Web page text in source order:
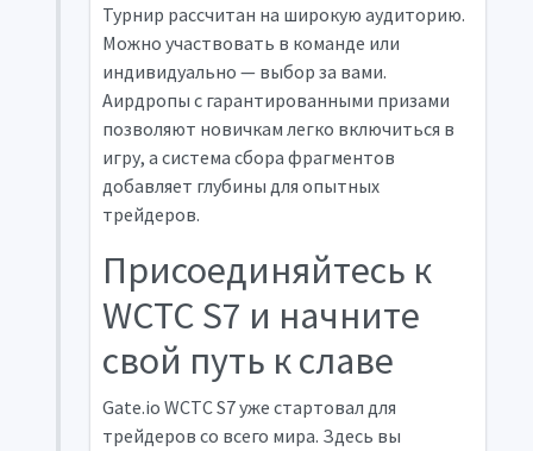
Турнир рассчитан на широкую аудиторию.
Можно участвовать в команде или
индивидуально — выбор за вами.
Аирдропы с гарантированными призами
позволяют новичкам легко включиться в
игру, а система сбора фрагментов
добавляет глубины для опытных
трейдеров.
Присоединяйтесь к
WCTC S7 и начните
свой путь к славе
Gate.io WCTC S7 уже стартовал для
трейдеров со всего мира. Здесь вы